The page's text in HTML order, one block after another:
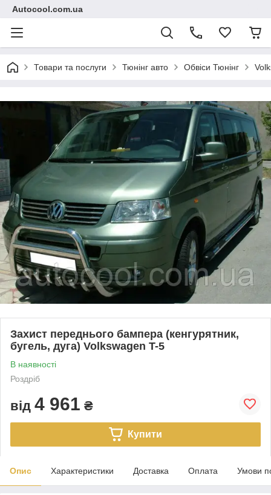
Autocool.com.ua
Товари та послуги Тюнінг авто Обвіси Тюнінг
Захист переднього бампера (кенгурятник,
бугель, дуга) Volkswagen T-5
В наявності
Роздріб
від 4 961 ₴
Купити
Опис Характеристики Доставка Оплата Умови